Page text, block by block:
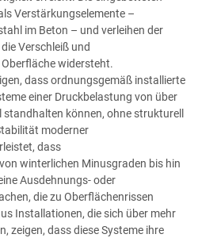
Verstärkungselemente –
im Beton – und verleihen der
Verschleiß und
widersteht.
dass ordnungsgemäß installierte
einer Druckbelastung von über
können, ohne strukturell
moderner
dass
winterlichen Minusgraden bis hin
Ausdehnungs- oder
die zu Oberflächenrissen
Installationen, die sich über mehr
zeigen, dass diese Systeme ihre